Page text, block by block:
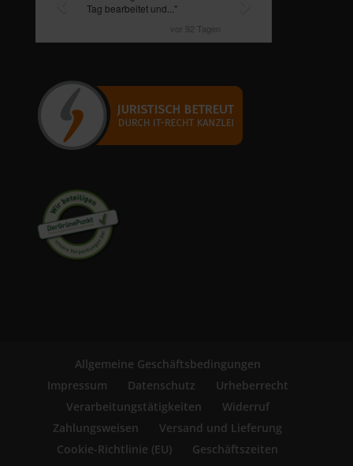
Allgemeine Geschäftsbedingungen
Impressum
Datenschutz
Urheberrecht
Verarbeitungstätigkeiten
Widerruf
Zahlungsweisen
Versand und Lieferung
Cookie-Richtlinie (EU)
Geschäftszeiten